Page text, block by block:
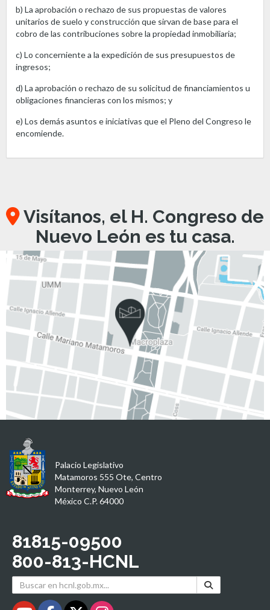
b) La aprobación o rechazo de sus propuestas de valores
unitarios de suelo y construcción que sirvan de base para el
cobro de las contribuciones sobre la propiedad inmobiliaria;
c) Lo concerniente a la expedición de sus presupuestos de
ingresos;
d) La aprobación o rechazo de su solicitud de financiamientos u
obligaciones financieras con los mismos; y
e) Los demás asuntos e iniciativas que el Pleno del Congreso le
encomiende.
Visítanos, el H. Congreso de
Nuevo León es tu casa.
Palacio Legislativo
Matamoros 555 Ote, Centro
Monterrey, Nuevo León
México C.P. 64000
81815-09500
800-813-HCNL